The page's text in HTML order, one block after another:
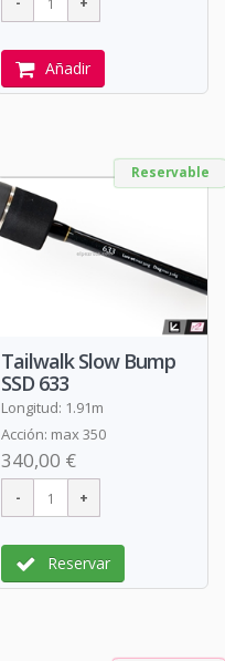
Añadir
Reservable
Tailwalk Slow Bump
SSD 633
Longitud: 1.91m
Acción: max 350
340,00 €
Reservar